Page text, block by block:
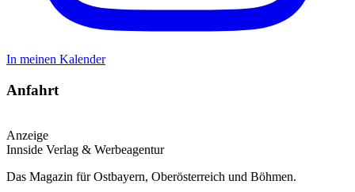
In meinen Kalender
Anfahrt
Anzeige
Innside Verlag & Werbeagentur
Das Magazin für Ostbayern, Oberösterreich und Böhmen.